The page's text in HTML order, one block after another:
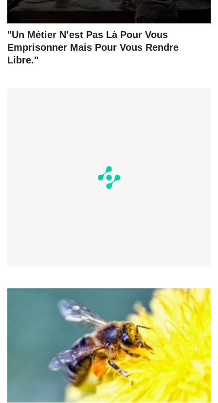
"Un Métier N’est Pas Là Pour Vous
Emprisonner Mais Pour Vous Rendre
Libre."